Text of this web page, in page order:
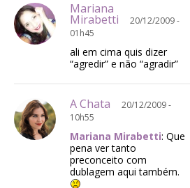
Mariana
Mirabetti
20/12/2009 -
01h45
ali em cima quis dizer
“agredir” e não “agradir”
A Chata
20/12/2009 -
10h55
Mariana Mirabetti: Que
pena ver tanto
preconceito com
dublagem aqui também.